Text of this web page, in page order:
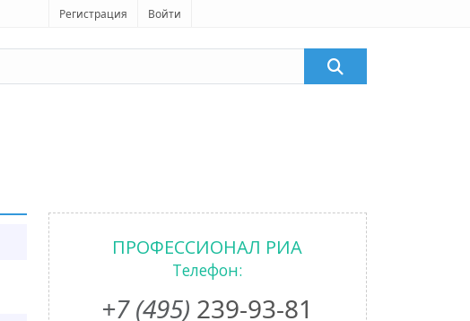
Регистрация Войти
ПРОФЕССИОНАЛ РИА
Телефон:
+7 (495) 239-93-81